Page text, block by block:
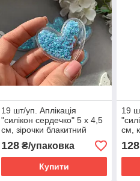
19 шт/уп. Аплікація
"силікон сердечко" 5 х 4,5
см, зірочки блакитний
перламутр
128₴/упаковка
Купити
19
см,
128